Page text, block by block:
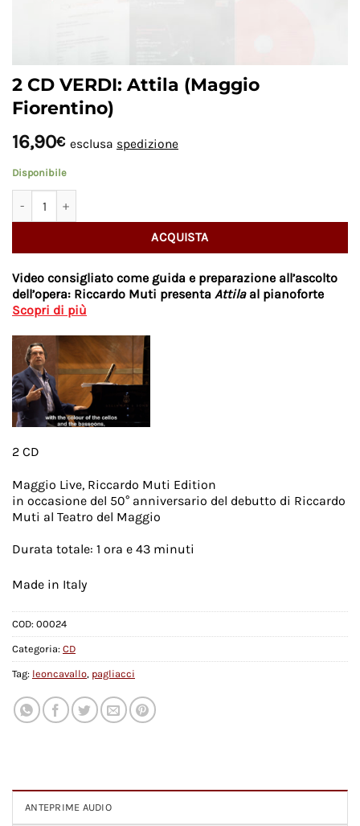
2 CD VERDI: Attila (Maggio
Fiorentino)
16,90€ esclusa spedizione
Disponibile
ACQUISTA
Video consigliato come guida e preparazione all’ascolto
dell’opera: Riccardo Muti presenta Attilaal pianoforte
Scopri di più
2 CD
Maggio Live, Riccardo Muti Edition
in occasione del 50° anniversario del debutto di Riccardo
Muti al Teatro del Maggio
Durata totale: 1 ora e 43 minuti
Made in Italy
COD: 00024
Categoria: CD
Tag: leoncavallo, pagliacci
ANTEPRIME AUDIO